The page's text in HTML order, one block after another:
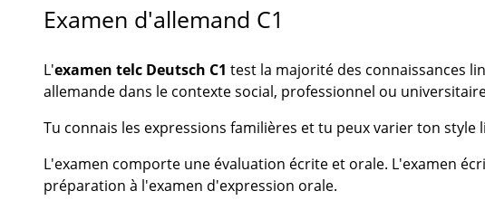
Examen d'allemand C1
L'examen telc Deutsch C1 test la majorité des connaissances
allemande dans le contexte social, professionnel ou
Tu connais les expressions familières et tu peux varier ton
L'examen comporte une évaluation écrite et orale. L'examen
préparation à l'examen d'expression orale.